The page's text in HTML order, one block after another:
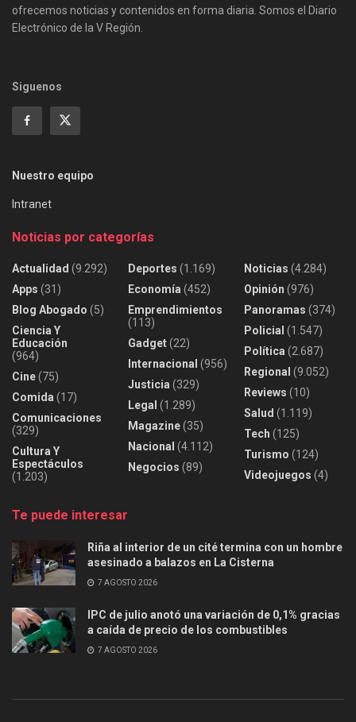
ofrecemos noticias y contenidos en forma diaria. Somos el Diario
Electrónico de la V Región.
Siguenos
Nuestro equipo
Intranet
Noticias por categorías
Actualidad (9.292)
Apps (31)
Blog Abogado (5)
Ciencia Y
Educación
(964)
Cine(75)
Comida (17)
Comunicaciones
(329)
Cultura Y
Espectáculos
(1.203)
Deportes (1.169)
Economía (452)
Emprendimientos
(113)
Gadget(22)
Internacional (956)
Justicia (329)
Legal (1.289)
Magazine(35)
Nacional (4.112)
Negocios (89)
Noticias (4.284)
Opinión (976)
Panoramas (374)
Policial (1.547)
Política (2.687)
Regional (9.052)
Reviews (10)
Salud (1.119)
Tech (125)
Turismo (124)
Videojuegos (4)
Te puede interesar
Riña al interior de un cité termina con un hombre
asesinado a balazos en La Cisterna
7 AGOSTO 2026
IPC de julio anotó una variación de 0,1% gracias
a caída de precio de los combustibles
7 AGOSTO 2026